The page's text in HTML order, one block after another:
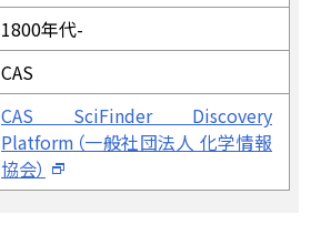
1800年代-
CAS
CAS SciFinder Discovery
Platform（一般社団法人 化学情報
協会）